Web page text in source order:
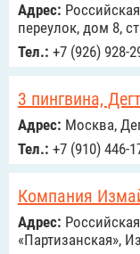
Адрес:
переулок, дом 8,
Тел.: +7 (926) 928-
3 пингвина,
Адрес: Москва,
Тел.: +7 (910) 446-
Компания
Адрес:
«Партизанская»,